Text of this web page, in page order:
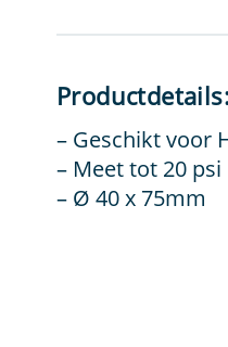
Productdetails:
– Geschikt voor
– Meet tot 20 psi
– Ø 40 x 75mm